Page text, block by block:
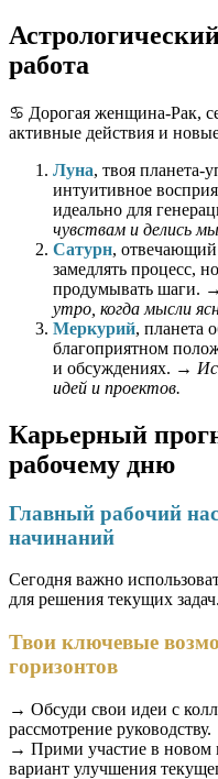
работа
♋️ Дорогая женщина-Рак,
активные действия и
Луна, твоя планета-
интуитивное
идеально для
чувствам и делись
Сатурн, отвечающий
замедлять процесс,
продумывать шаги. →
утро, когда мысли
Меркурий, планета
благоприятном
и обсуждениях. →
идей и проектов.
Карьерный
рабочему дню
Главный рабочий
начинаний
Сегодня важно
для решения текущих задач.
Твои ключевые
горизонтов
→ Обсуди свои идеи с
рассмотрение руководству.
→ Прими участие в новом
вариант улучшения